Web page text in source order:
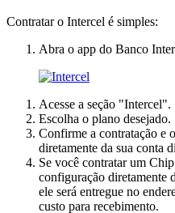
Contratar o Intercel é simples:
Abra o app do Banco
Acesse a seção "Intercel".
Escolha o plano desejado.
Confirme a contratação e
diretamente da sua conta
Se você contratar um
configuração diretamente
ele será entregue no
custo para recebimento.